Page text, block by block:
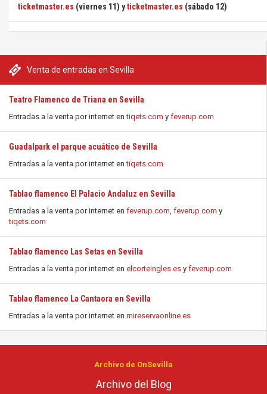
Venta de entradas en Sevilla
Teatro Flamenco de Triana en Sevilla
Entradas a la venta por internet entiqets.com y feverup.com
Guadalpark el parque acuático de Sevilla
Entradas a la venta por internet entiqets.com
Tablao flamenco El Palacio Andaluz en Sevilla
Entradas a la venta por internet en feverup.com, feverup.com y
tiqets.com
Tablao flamenco Las Setas en Sevilla
Entradas a la venta por internet en elcorteingles.es y feverup.com
Tablao flamenco La Cantaora en Sevilla
Entradas a la venta por internet en mireservaonline.es
ticketmaster.es (viernes 11) yticketmaster.es (sábado 12)
Archivo de OnSevilla
Archivo del Blog